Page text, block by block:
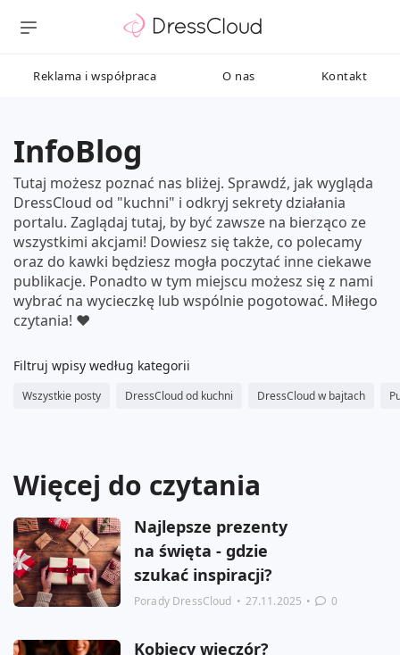
Reklama i współpraca O nas Kontakt
InfoBlog
Tutaj możesz poznać nas bliżej. Sprawdź, jak wygląda
DressCloud od "kuchni" i odkryj sekrety działania
portalu. Zaglądaj tutaj, by być zawsze na bierząco ze
wszystkimi akcjami! Dowiesz się także, co polecamy
oraz do kawki będziesz mogła poczytać inne ciekawe
publikacje. Ponadto w tym miejscu możesz się z nami
wybrać na wycieczkę lub wspólnie pogotować. Miłego
czytania! ❤️
Filtruj wpisy według kategorii
Wszystkie posty DressCloud od kuchni DressCloud w bajtach
Więcej do czytania
Najlepsze prezenty
na święta - gdzie
szukać inspiracji?
Porady DressCloud • 27.11.2025 • 0
Kobiecy wieczór?